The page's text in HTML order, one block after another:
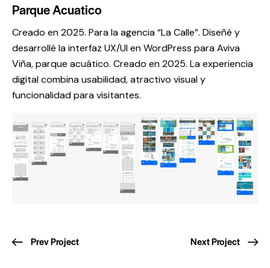
Parque Acuatico
Creado en 2025. Para la agencia “La Calle”. Diseñé y
desarrollé la interfaz UX/UI en WordPress para Aviva
Viña, parque acuático. Creado en 2025. La experiencia
digital combina usabilidad, atractivo visual y
funcionalidad para visitantes.
Prev Project Next Project